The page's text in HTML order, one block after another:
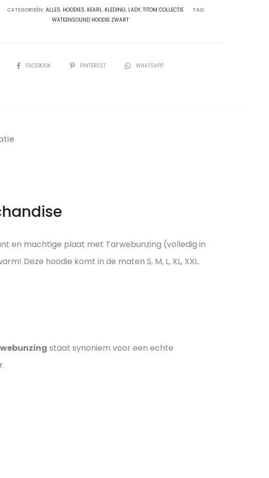
CATEGORIEËN: ALLES, HOODIES, KEARL, KLEDING, LADY, TITOM COLLECTIE
TAG:
WATEENSOUND HOODIE ZWART
DEELFACEBOOK PINTEREST WHATSAPP
en machtige plaat met Tarwebunzing (volledig in
Deze hoodie komt in de maten S, M, L, XL, XXL.
staat synoniem voor een echte